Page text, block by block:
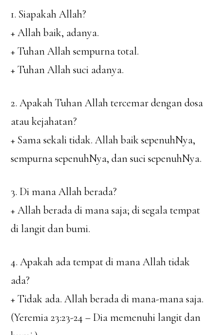
1. Siapakah Allah?
+ Allah baik, adanya.
+ Tuhan Allah sempurna total.
+ Tuhan Allah suci adanya.
2. Apakah Tuhan Allah tercemar dengan dosa
atau kejahatan?
+ Sama sekali tidak. Allah baik sepenuhNya,
sempurna sepenuhNya, dan suci sepenuhNya.
3. Di mana Allah berada?
+ Allah berada di mana saja; di segala tempat
di langit dan bumi.
4. Apakah ada tempat di mana Allah tidak
ada?
+ Tidak ada. Allah berada di mana-mana saja.
(Yeremia 23:23-24 – Dia memenuhi langit dan